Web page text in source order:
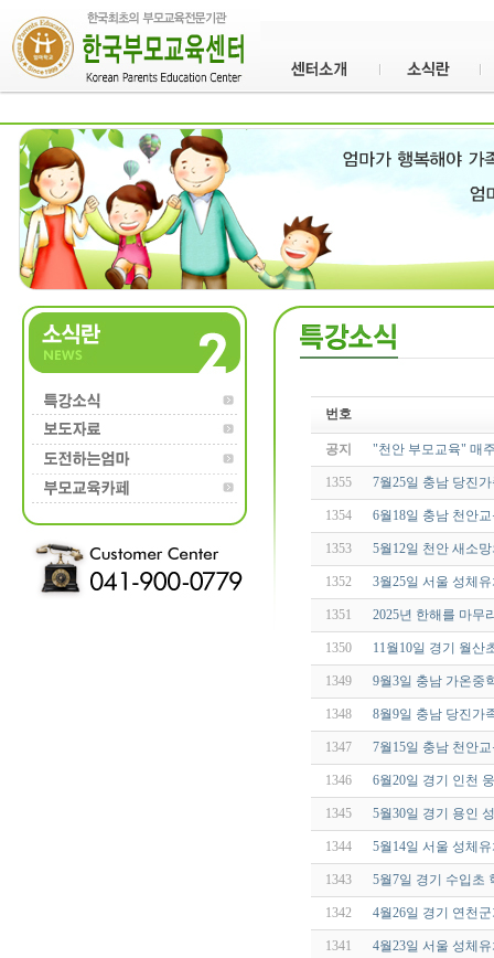
번호
공지 "천안 부모교육" 매
1355 7월25일 충남 당진
1354 6월18일 충남 천안
1353 5월12일 천안 새소
1352 3월25일 서울 성체
1351 2025년 한해를 마무
1350 11월10일 경기 월산
1349 9월3일 충남 가온중
1348 8월9일 충남 당진가
1347 7월15일 충남 천안
1346 6월20일 경기 인천
1345 5월30일 경기 용인
1344 5월14일 서울 성체
1343 5월7일 경기 수입초
1342 4월26일 경기 연천
1341 4월23일 서울 성체